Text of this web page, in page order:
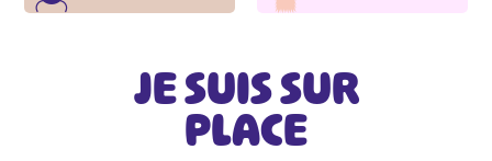
JE SUIS SUR
PLACE